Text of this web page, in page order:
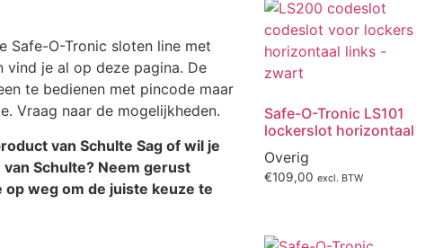
Safe-O-Tronic sloten line met
je al op deze pagina. De
te bedienen met pincode maar
Vraag naar de mogelijkheden.
van Schulte Sag ofwil je
Schulte? Neem gerust
weg om de juiste keuze te
Safe-O-Tronic LS101
lockerslot horizontaal
Overig
€109,00 excl. BTW